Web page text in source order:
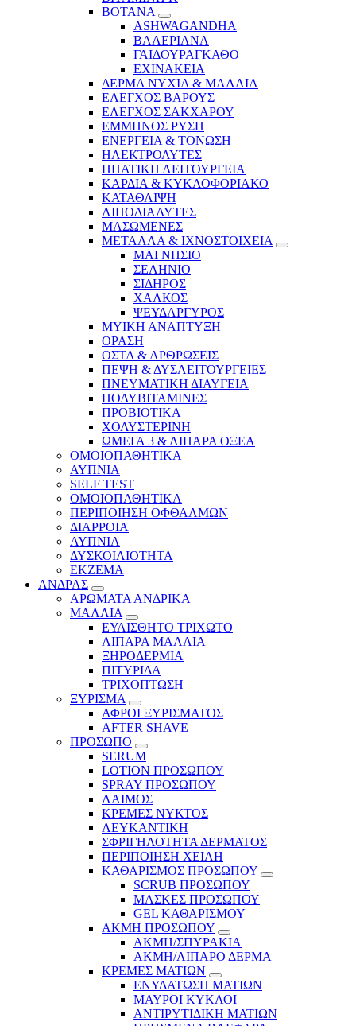
ΒΟΤΑΝΑ
ASHWAGANDHA
ΒΑΛΕΡΙΑΝΑ
ΓΑΙΔΟΥΡΑΓΚΑΘΟ
ΕΧΙΝΑΚΕΙΑ
ΔΕΡΜΑ ΝΥΧΙΑ & ΜΑΛΛΙΑ
ΕΛΕΓΧΟΣ ΒΑΡΟΥΣ
ΕΛΕΓΧΟΣ ΣΑΚΧΑΡΟΥ
ΕΜΜΗΝΟΣ ΡΥΣΗ
ΕΝΕΡΓΕΙΑ & ΤΟΝΩΣΗ
ΗΛΕΚΤΡΟΛΥΤΕΣ
ΗΠΑΤΙΚΗ ΛΕΙΤΟΥΡΓΕΙΑ
ΚΑΡΔΙΑ & ΚΥΚΛΟΦΟΡΙΑΚΟ
ΚΑΤΑΘΛΙΨΗ
ΛΙΠΟΔΙΑΛΥΤΕΣ
ΜΑΣΩΜΕΝΕΣ
ΜΕΤΑΛΛΑ & ΙΧΝΟΣΤΟΙΧΕΙΑ
ΜΑΓΝΗΣΙΟ
ΣΕΛΗΝΙΟ
ΣΙΔΗΡΟΣ
ΧΑΛΚΟΣ
ΨΕΥΔΑΡΓΥΡΟΣ
ΜΥΙΚΗ ΑΝΑΠΤΥΞΗ
ΟΡΑΣΗ
ΟΣΤΑ & ΑΡΘΡΩΣΕΙΣ
ΠΕΨΗ & ΔΥΣΛΕΙΤΟΥΡΓΕΙΕΣ
ΠΝΕΥΜΑΤΙΚΗ ΔΙΑΥΓΕΙΑ
ΠΟΛΥΒΙΤΑΜΙΝΕΣ
ΠΡΟΒΙΟΤΙΚΑ
ΧΟΛΥΣΤΕΡΙΝΗ
ΩΜΕΓΑ 3 & ΛΙΠΑΡΑ ΟΞΕΑ
ΟΜΟΙΟΠΑΘΗΤΙΚΑ
ΑΥΠΝΙΑ
SELF TEST
ΟΜΟΙΟΠΑΘΗΤΙΚΑ
ΠΕΡΙΠΟΙΗΣΗ ΟΦΘΑΛΜΩΝ
ΔΙΑΡΡΟΙΑ
ΑΥΠΝΙΑ
ΔΥΣΚΟΙΛΙΟΤΗΤΑ
ΕΚΖΕΜΑ
ΑΝΔΡΑΣ
ΑΡΩΜΑΤΑ ΑΝΔΡΙΚΑ
ΜΑΛΛΙΑ
ΕΥΑΙΣΘΗΤΟ ΤΡΙΧΩΤΟ
ΛΙΠΑΡΑ ΜΑΛΛΙΑ
ΞΗΡΟΔΕΡΜΙΑ
ΠΙΤΥΡΙΔΑ
ΤΡΙΧΟΠΤΩΣΗ
ΞΥΡΙΣΜΑ
ΑΦΡΟΙ ΞΥΡΙΣΜΑΤΟΣ
AFTER SHAVE
ΠΡΟΣΩΠΟ
SERUM
LOTION ΠΡΟΣΩΠΟΥ
SPRAY ΠΡΟΣΩΠΟΥ
ΛΑΙΜΟΣ
ΚΡΕΜΕΣ ΝΥΚΤΟΣ
ΛΕΥΚΑΝΤΙΚΗ
ΣΦΡΙΓΗΛΟΤΗΤΑ ΔΕΡΜΑΤΟΣ
ΠΕΡΙΠΟΙΗΣΗ ΧΕΙΛΗ
ΚΑΘΑΡΙΣΜΟΣ ΠΡΟΣΩΠΟΥ
SCRUB ΠΡΟΣΩΠΟΥ
ΜΑΣΚΕΣ ΠΡΟΣΩΠΟΥ
GEL ΚΑΘΑΡΙΣΜΟΥ
ΑΚΜΗ ΠΡΟΣΩΠΟΥ
ΑΚΜΗ/ΣΠΥΡΑΚΙΑ
ΑΚΜΗ/ΛΙΠΑΡΟ ΔΕΡΜΑ
ΚΡΕΜΕΣ ΜΑΤΙΩΝ
ΕΝΥΔΑΤΩΣΗ ΜΑΤΙΩΝ
ΜΑΥΡΟΙ ΚΥΚΛΟΙ
ΑΝΤΙΡΥΤΙΔΙΚΗ ΜΑΤΙΩΝ